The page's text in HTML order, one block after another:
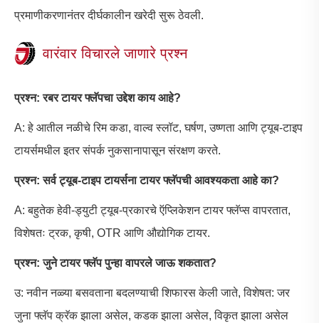
प्रमाणीकरणानंतर दीर्घकालीन खरेदी सुरू ठेवली.
वारंवार विचारले जाणारे प्रश्न
प्रश्न: रबर टायर फ्लॅपचा उद्देश काय आहे?
A: हे आतील नळीचे रिम कडा, वाल्व स्लॉट, घर्षण, उष्णता आणि ट्यूब-टाइप
टायर्समधील इतर संपर्क नुकसानापासून संरक्षण करते.
प्रश्न: सर्व ट्यूब-टाइप टायर्सना टायर फ्लॅपची आवश्यकता आहे का?
A: बहुतेक हेवी-ड्युटी ट्यूब-प्रकारचे ऍप्लिकेशन टायर फ्लॅप्स वापरतात,
विशेषतः ट्रक, कृषी, OTR आणि औद्योगिक टायर.
प्रश्न: जुने टायर फ्लॅप पुन्हा वापरले जाऊ शकतात?
उ: नवीन नळ्या बसवताना बदलण्याची शिफारस केली जाते, विशेषत: जर
जुना फ्लॅप क्रॅक झाला असेल, कडक झाला असेल, विकृत झाला असेल